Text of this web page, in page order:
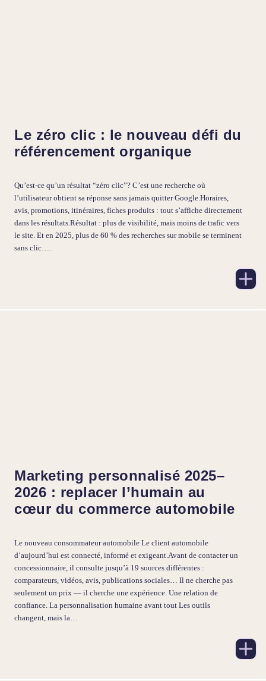
Le zéro clic : le nouveau défi du
référencement organique
Qu’est-ce qu’un résultat “zéro clic”? C’est une recherche où
l’utilisateur obtient sa réponse sans jamais quitter Google.Horaires,
avis, promotions, itinéraires, fiches produits : tout s’affiche directement
dans les résultats.Résultat : plus de visibilité, mais moins de trafic vers
le site. Et en 2025, plus de 60 % des recherches sur mobile se terminent
sans clic….
Marketing personnalisé 2025–
2026 : replacer l’humain au
cœur du commerce automobile
Le nouveau consommateur automobile Le client automobile
d’aujourd’hui est connecté, informé et exigeant.Avant de contacter un
concessionnaire, il consulte jusqu’à 19 sources différentes :
comparateurs, vidéos, avis, publications sociales… Il ne cherche pas
seulement un prix — il cherche une expérience. Une relation de
confiance. La personnalisation humaine avant tout Les outils
changent, mais la…